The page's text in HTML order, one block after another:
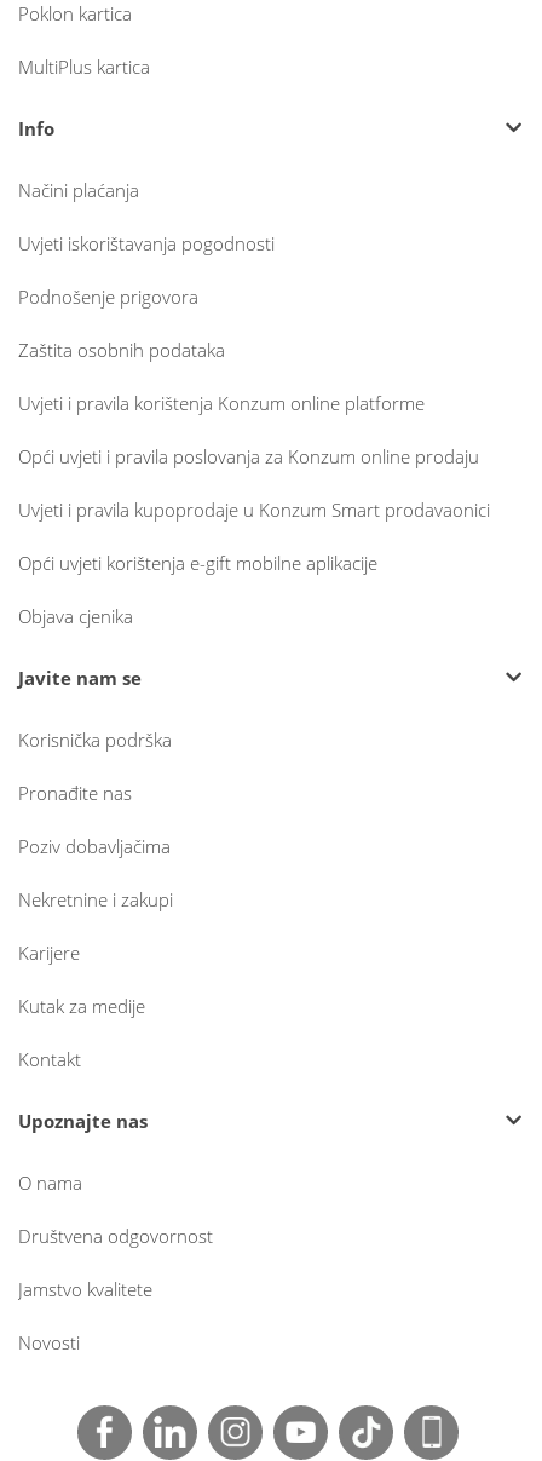
Poklon kartica
MultiPlus kartica
Info
Načini plaćanja
Uvjeti iskorištavanja pogodnosti
Podnošenje prigovora
Zaštita osobnih podataka
Uvjeti i pravila korištenja Konzum online platforme
Opći uvjeti i pravila poslovanja za Konzum online prodaju
Uvjeti i pravila kupoprodaje u Konzum Smart prodavaonici
Opći uvjeti korištenja e-gift mobilne aplikacije
Objava cjenika
Javite nam se
Korisnička podrška
Pronađite nas
Poziv dobavljačima
Nekretnine i zakupi
Karijere
Kutak za medije
Kontakt
Upoznajte nas
O nama
Društvena odgovornost
Jamstvo kvalitete
Novosti